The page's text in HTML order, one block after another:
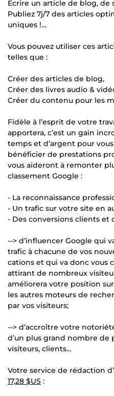
Ecrire un article de blog, de
Publiez 7j/7 des articles
uniques !…
Vous pouvez utiliser ces
telles que :
Créer des articles de blog,
Créer des livres audio &
Créer du contenu pour les
Fidèle à l’esprit de votre
apportera, c’est un gain
temps et d’argent pour vous
bénéficier de prestations
vous aideront à remonter
classement Google :
- La reconnaissance
- Un trafic sur votre site en
- Des conversions clients et
--> d’influencer Google qui
trafic à chacune de vos
cations et qui va donc vous
attirant de nombreux
améliorera votre position
les autres moteurs de
par vos visiteurs;
--> d’accroître votre
d’un plus grand nombre de
visiteurs, clients...
Votre service de rédaction
17,28 $US :